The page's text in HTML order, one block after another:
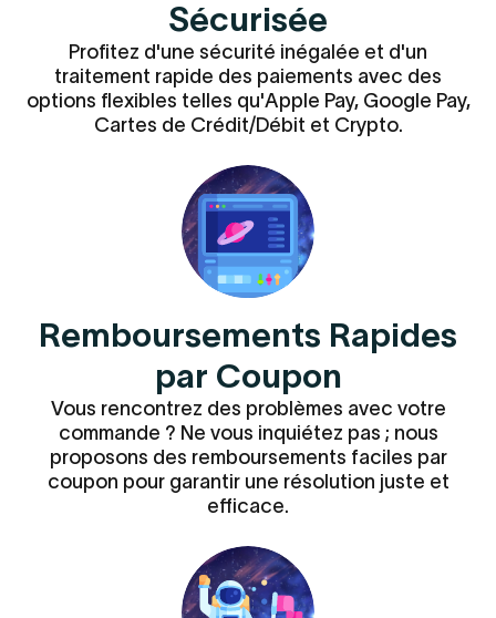
Sécurisée
Profitez d'une sécurité inégalée et d'un
traitement rapide des paiements avec des
options flexibles telles qu'Apple Pay, Google Pay,
Cartes de Crédit/Débit et Crypto.
Remboursements Rapides
par Coupon
Vous rencontrez des problèmes avec votre
commande ? Ne vous inquiétez pas ; nous
proposons des remboursements faciles par
coupon pour garantir une résolution juste et
efficace.